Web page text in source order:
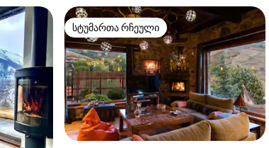
სტუმართა რჩეული
სტუმართა რჩეული